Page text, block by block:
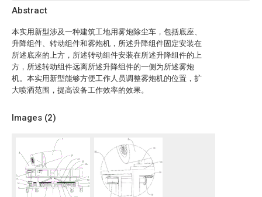
Abstract
本实用新型涉及一种建筑工地用雾炮除尘车，包括底座、
升降组件、转动组件和雾炮机，所述升降组件固定安装在
所述底座的上方，所述转动组件安装在所述升降组件的上
方，所述转动组件远离所述升降组件的一侧为所述雾炮
机。本实用新型能够方便工作人员调整雾炮机的位置，扩
大喷洒范围，提高设备工作效率的效果。
Images (2)